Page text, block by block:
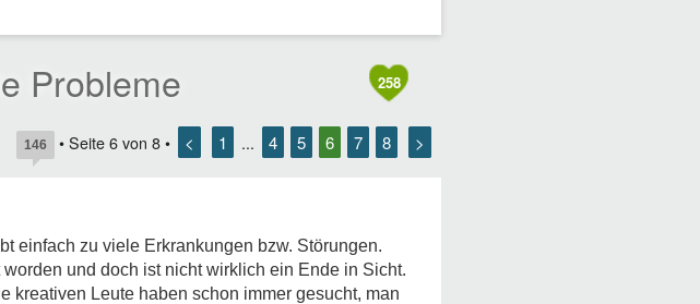
258
Probleme
146 • Seite 6 von 8 • < 1 ... 4 5 6 7 8 >
einfach zu viele Erkrankungen bzw. Störungen.
und doch ist nicht wirklich ein Ende in Sicht.
kreativen Leute haben schon immer gesucht, man